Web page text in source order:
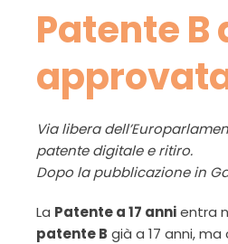
Patente B
Via libera
patente digitale e ritiro.
Dopo la pubblicazione in
La Patente a 17 annientra
patente B già a 17 anni, ma